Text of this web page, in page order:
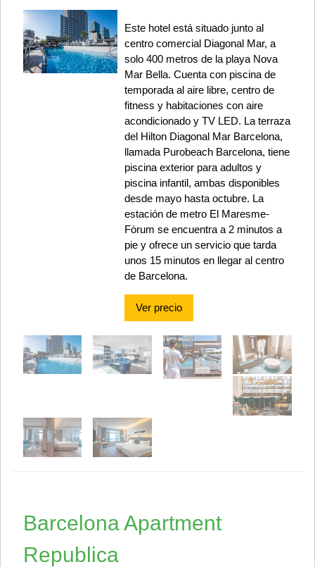
Este hotel está situado junto al
centro comercial Diagonal Mar, a
solo 400 metros de la playa Nova
Mar Bella. Cuenta con piscina de
temporada al aire libre, centro de
fitness y habitaciones con aire
acondicionado y TV LED. La terraza
del Hilton Diagonal Mar Barcelona,
llamada Purobeach Barcelona, tiene
piscina exterior para adultos y
piscina infantil, ambas disponibles
desde mayo hasta octubre. La
estación de metro El Maresme-
Fòrum se encuentra a 2 minutos a
pie y ofrece un servicio que tarda
unos 15 minutos en llegar al centro
de Barcelona.
Ver precio
Barcelona Apartment
Republica